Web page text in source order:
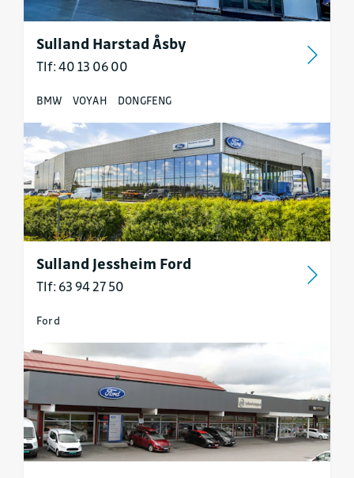
Sulland Harstad Åsby
Tlf: 40 13 06 00
BMW VOYAH DONGFENG
Sulland Jessheim Ford
Tlf: 63 94 27 50
Ford